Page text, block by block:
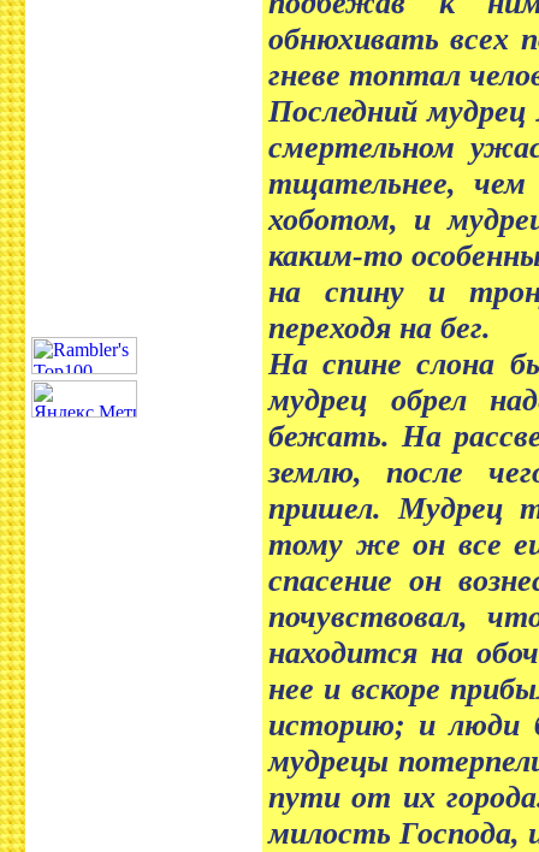
обнюхивать всех
гневе топтал
Последний
смертельном
тщательнее, чем
хоботом, и
каким-то
на спину и
переходя на бег.
На спине слона
мудрец обрел
бежать. На
землю, после
пришел. Мудрец
тому же он все
спасение он
почувствовал,
находится на
нее и вскоре
историю; и люди
мудрецы
пути от их
милость Господа,